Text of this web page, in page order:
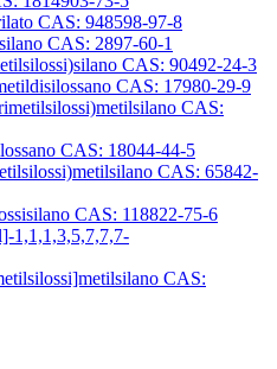
CAS: 948598-97-8
CAS: 2897-60-1
CAS: 90492-24-3
CAS: 17980-29-9
CAS:
CAS: 18044-44-5
CAS: 65842-
CAS: 118822-75-6
1,1,1,3,5,7,7,7-
CAS: